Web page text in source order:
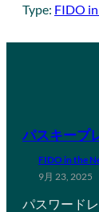
Type: FIDO
パスキープ
FIDO in the
9月 23, 2025
パスワード